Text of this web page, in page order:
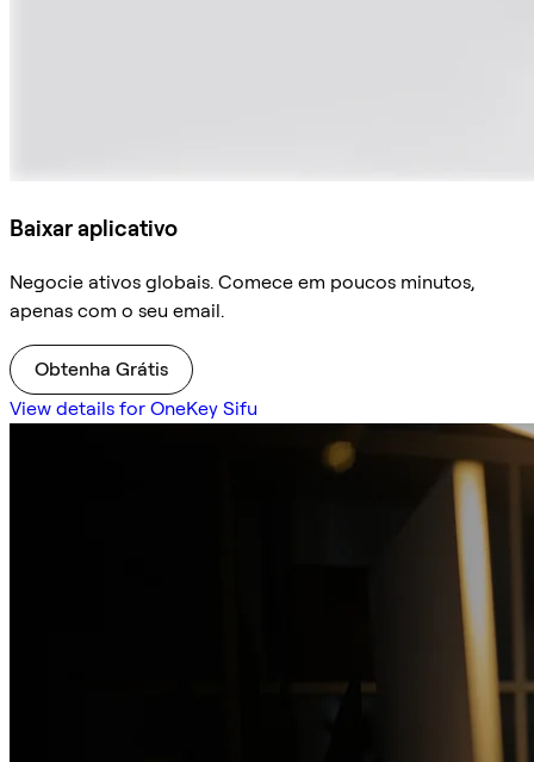
Baixar aplicativo
Negocie ativos globais. Comece em poucos minutos,
apenas com o seu email.
Obtenha Grátis
View details for OneKey Sifu